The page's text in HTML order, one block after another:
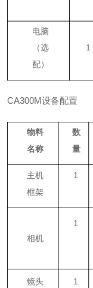
电脑
（选
配）
1
CA300M设备配置
物料
名称
数
量
主机
框架
1
相机
1
镜头 1